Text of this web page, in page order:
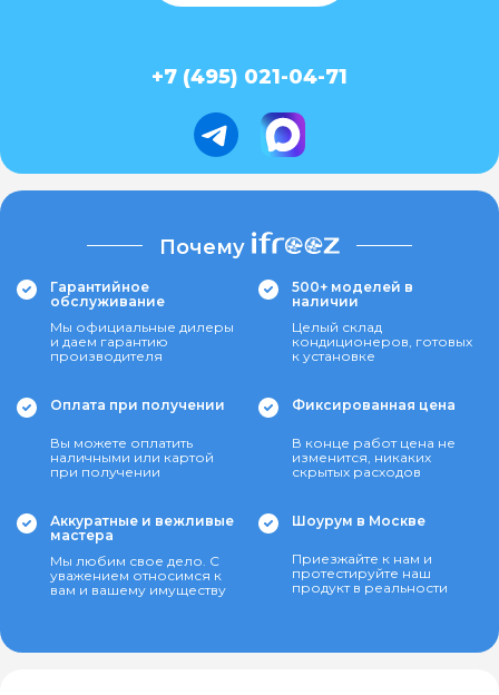
+7 (495) 021-04-71
Почему
Гарантийное
обслуживание
Мы официальные дилеры
и даем гарантию
производителя
500+ моделей в
наличии
Целый склад
кондиционеров, готовых
к установке
Оплата при получении
Вы можете оплатить
наличными или картой
при получении
Фиксированная цена
В конце работ цена не
изменится, никаких
скрытых расходов
Аккуратные и вежливые
мастера
Мы любим свое дело. С
уважением относимся к
вам и вашему имуществу
Шоурум в Москве
Приезжайте к нам и
протестируйте наш
продукт в реальности